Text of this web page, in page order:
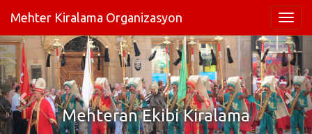
Mehter Kiralama Organizasyon
Mehteran Ekibi Kiralama